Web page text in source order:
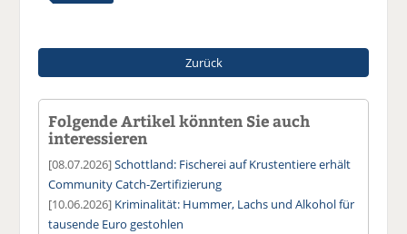
Zurück
Folgende Artikel könnten Sie auch
interessieren
[08.07.2026]Schottland: Fischerei auf Krustentiere erhält
Community Catch-Zertifizierung
[10.06.2026] Kriminalität: Hummer, Lachs und Alkohol für
tausende Euro gestohlen